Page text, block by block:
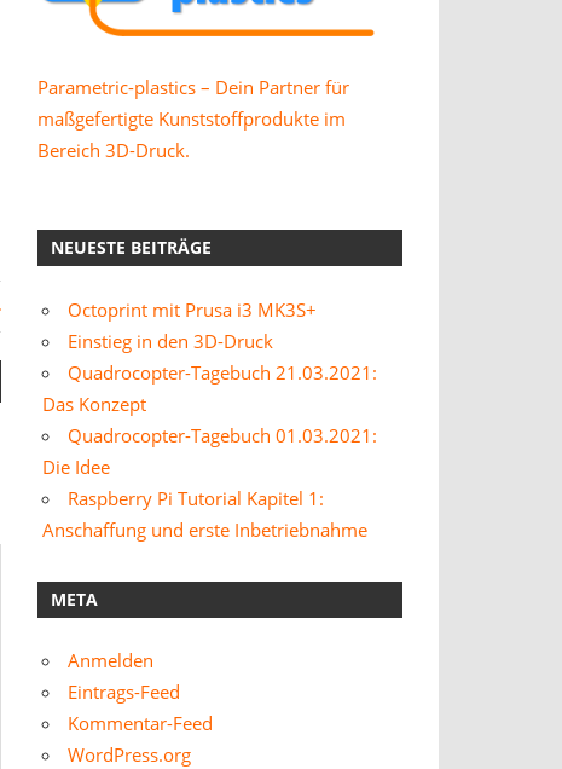
Parametric-plastics – Dein Partner für
maßgefertigte Kunststoffprodukte im
Bereich 3D-Druck.
NEUESTE BEITRÄGE
Octoprint mit Prusa i3 MK3S+
Einstieg in den 3D-Druck
Quadrocopter-Tagebuch 21.03.2021:
Das Konzept
Quadrocopter-Tagebuch 01.03.2021:
Die Idee
Raspberry Pi Tutorial Kapitel 1:
Anschaffung und erste Inbetriebnahme
META
Anmelden
Eintrags-Feed
Kommentar-Feed
WordPress.org